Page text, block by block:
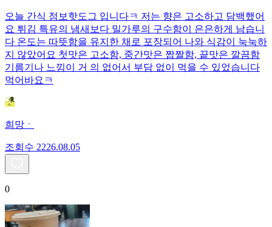
오늘 간식 점보핫도그 입니다ㅋ 저는 향은 고소하고 담백했어
요 튀김 특유의 냄새보다 밀가루의 구수함이 은은하게 남습니
다 온도는 따뜻함을 유지한 채로 포장되어 나와 식감이 눅눅하
지 않았어요 첫맛은 고소함, 중간맛은 짭짤함, 끝맛은 깔끔함
기름기나 느낌이 거 의 없어서 부담 없이 먹을 수 있었습니다
먹어바요ㅋ
희망ㆍ
조회수 2226.08.05
0